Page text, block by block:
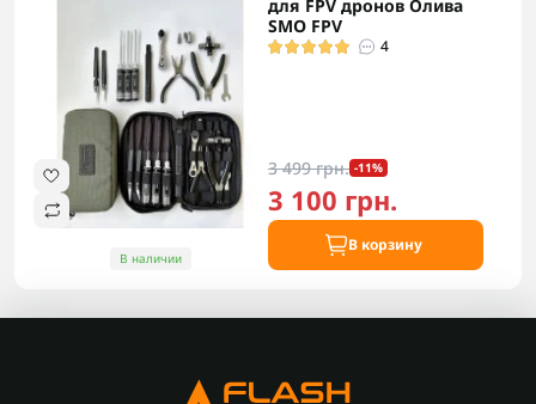
В наличии
для FPV дронов Олива
SMO FPV
4
3 499 грн. -11%
3 100 грн.
В корзину